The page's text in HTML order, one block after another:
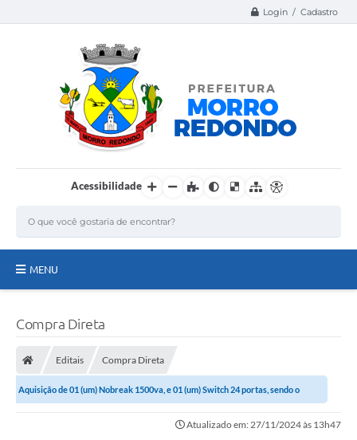
Login / Cadastro
Acessibilidade
MENU
Secretarias
Compra Direta
Editais Compra Direta
Aquisição de 01 (um) Nobreak 1500va, e 01 (um) Switch 24 portas, sendo o
Atualizado em: 27/11/2024 às 13h47